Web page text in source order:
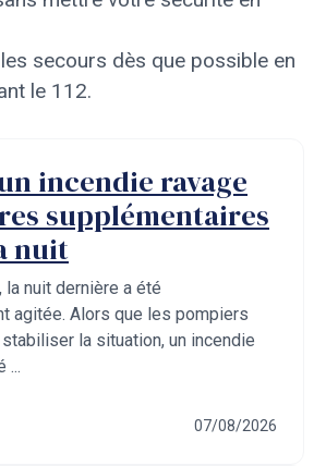
secours dès que possible en
le 112.
incendie ravage
supplémentaires
nuit
la nuit dernière a été
agitée. Alors que les pompiers
stabiliser la situation, un incendie
...
07/08/2026